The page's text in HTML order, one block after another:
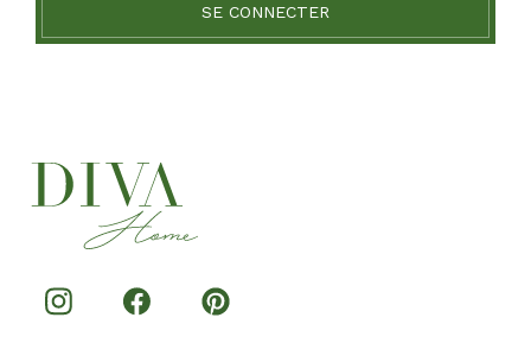
SE CONNECTER